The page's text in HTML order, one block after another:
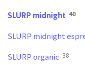
SLURP midnight 40
SLURP midnight
SLURP organic 38